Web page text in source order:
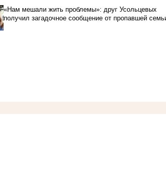
«Нам мешали жить проблемы»: друг Усольцевых
получил загадочное сообщение от пропавшей